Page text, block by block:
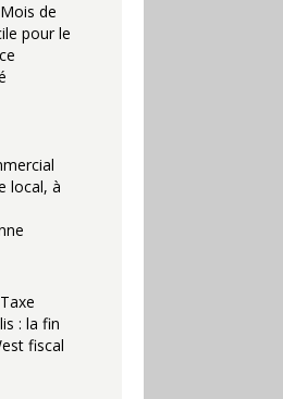
Mois de
pour le
local, à
Taxe
: la fin
fiscal